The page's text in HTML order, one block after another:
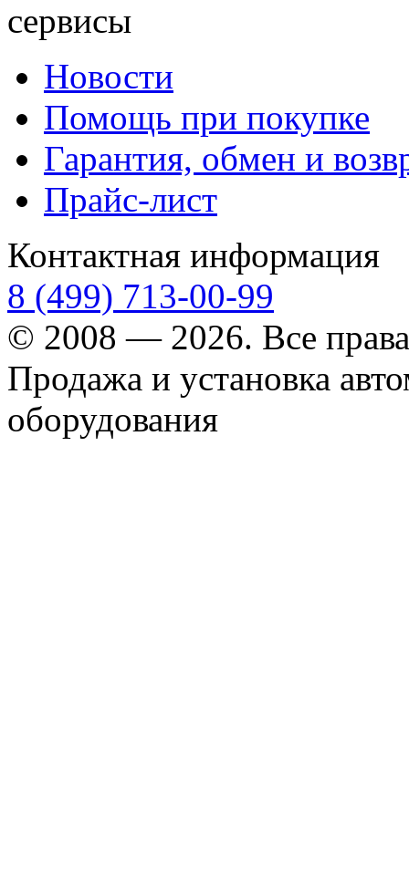
сервисы
Новости
Помощь при покупке
Гарантия, обмен и
Прайс-лист
Контактная информация
8 (499) 713-00-99
© 2008 — 2026. Все
Продажа и установка
оборудования